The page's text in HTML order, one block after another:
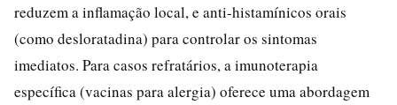
reduzem a inflamação local, e anti-histamínicos orais
(como desloratadina) para controlar os sintomas
imediatos. Para casos refratários, a imunoterapia
específica (vacinas para alergia) oferece uma abordagem